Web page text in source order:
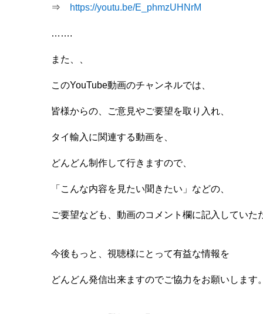
⇒
https://youtu.be/E_phmzUHNrM
…….
また、、
このYouTube動画のチャンネルでは、
皆様からの、ご意見やご要望を取り入れ、
タイ輸入に関連する動画を、
どんどん制作して行きますので、
「こんな内容を見たい聞きたい」などの、
ご要望なども、動画のコメント欄に記入していた
今後もっと、視聴様にとって有益な情報を
どんどん発信出来ますのでご協力をお願いします